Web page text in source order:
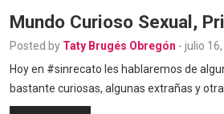
Mundo Curioso Sexual,
Posted by Taty Brugés Obregón - julio
Hoy en #sinrecato les hablaremos de
bastante curiosas, algunas extrañas y